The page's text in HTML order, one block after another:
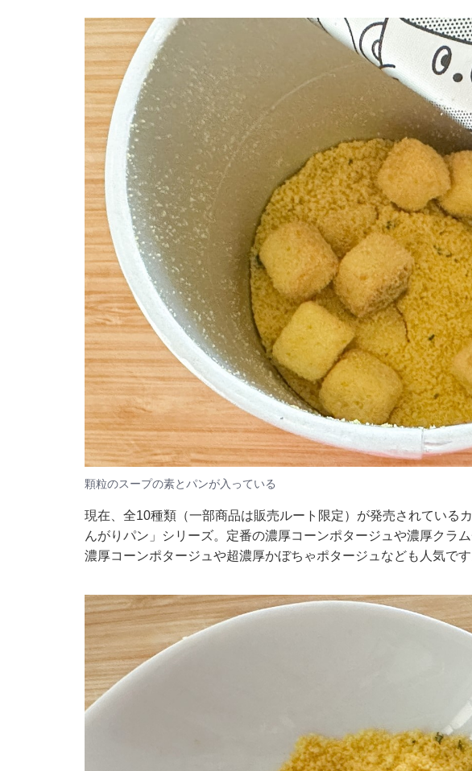
顆粒のスープの素とパンが入っている
現在、全10種類（一部商品は販売ルート限定）が発売されている
んがりパン」シリーズ。定番の濃厚コーンポタージュや濃厚クラ
濃厚コーンポタージュや超濃厚かぼちゃポタージュなども人気です